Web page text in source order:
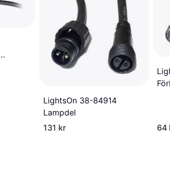
LightsOn 38-84914
Lampdel
131 kr
64